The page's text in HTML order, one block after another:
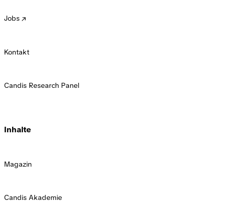
Jobs
Kontakt
Candis Research Panel
Inhalte
Magazin
Candis Akademie